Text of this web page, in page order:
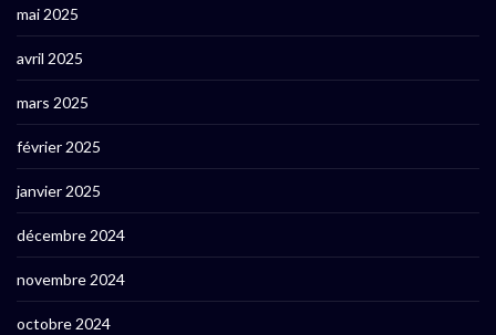
mai 2025
avril 2025
mars 2025
février 2025
janvier 2025
décembre 2024
novembre 2024
octobre 2024